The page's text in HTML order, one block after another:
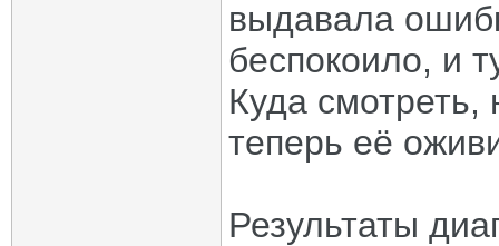
выдавала
беспокоило, и
Куда смотреть,
теперь её
Результаты